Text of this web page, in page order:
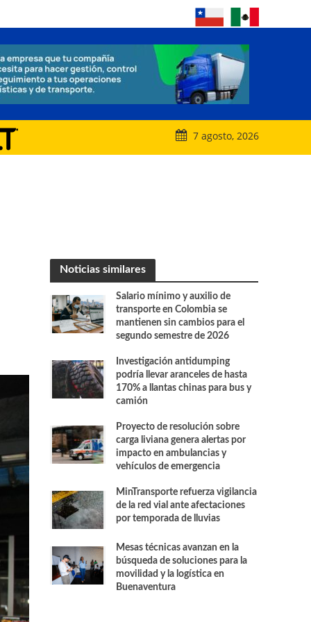
7 agosto, 2026
Noticias similares
Salario mínimo y auxilio de
transporte en Colombia se
mantienen sin cambios para el
segundo semestre de 2026
Investigación antidumping
podría llevar aranceles de hasta
170% a llantas chinas para bus y
camión
Proyecto de resolución sobre
carga liviana genera alertas por
impacto en ambulancias y
vehículos de emergencia
MinTransporte refuerza vigilancia
de la red vial ante afectaciones
por temporada de lluvias
Mesas técnicas avanzan en la
búsqueda de soluciones para la
movilidad y la logística en
Buenaventura